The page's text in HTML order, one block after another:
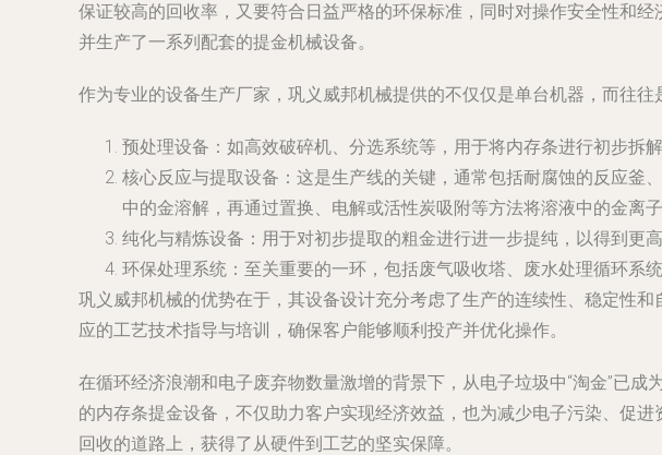
保证较高的回收率，又要符合日益严格的环保标准，同时对操作安全性和
并生产了一系列配套的提金机械设备。
作为专业的设备生产厂家，巩义威邦机械提供的不仅仅是单台机器，而往
预处理设备 ：如高效破碎机、分选系统等，用于将内存条进行初步拆
核心反应与提取设备 ：这是生产线的关键，通常包括耐腐蚀的反应
中的金溶解，再通过置换、电解或活性炭吸附等方法将溶液中的金离子
纯化与精炼设备 ：用于对初步提取的粗金进行进一步提纯，以得到更
环保处理系统 ：至关重要的一环，包括废气吸收塔、废水处理循环系
巩义威邦机械的优势在于，其设备设计充分考虑了生产的连续性、稳定性
应的工艺技术指导与培训，确保客户能够顺利投产并优化操作。
在循环经济浪潮和电子废弃物数量激增的背景下，从电子垃圾中“淘金”已
的内存条提金设备，不仅助力客户实现经济效益，也为减少电子污染、促
回收的道路上，获得了从硬件到工艺的坚实保障。